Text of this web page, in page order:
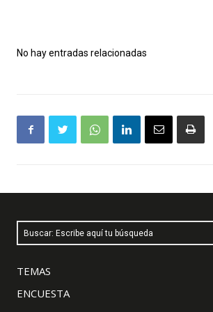
No hay entradas relacionadas
Buscar: Escribe aquí tu búsqueda
TEMAS
ENCUESTA